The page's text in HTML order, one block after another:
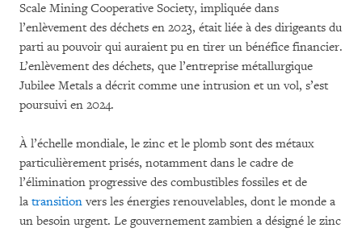
Scale Mining Cooperative Society, impliquée dans
l’enlèvement des déchets en 2023, était liée à des dirigeants du
parti au pouvoir qui auraient pu en tirer un bénéfice financier.
L’enlèvement des déchets, que l’entreprise métallurgique
Jubilee Metals a décrit comme une intrusion et un vol, s’est
poursuivi en 2024.
À l’échelle mondiale, le zinc et le plomb sont des métaux
particulièrement prisés, notamment dans le cadre de
l’élimination progressive des combustibles fossiles et de
la transitionvers les énergies renouvelables, dont le monde a
un besoin urgent. Le gouvernement zambien a désigné le zinc